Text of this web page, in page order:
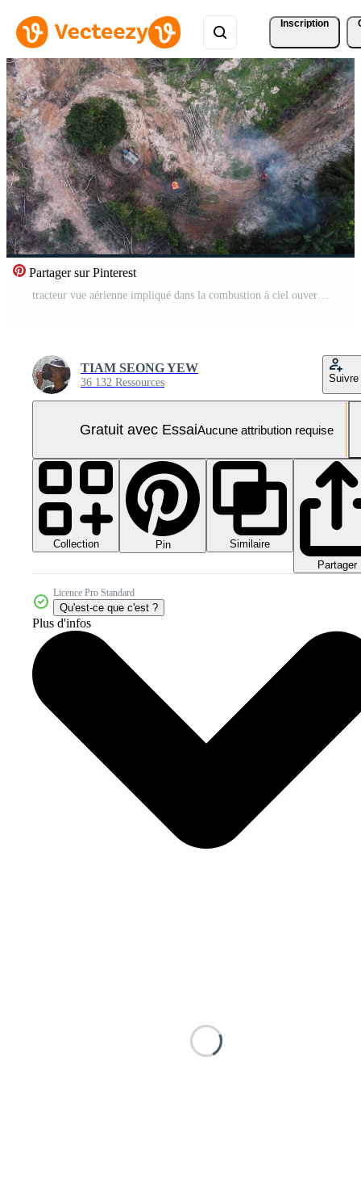
Inscription
Partager sur Pinterest
tracteur vue aérienne impliqué dans la combustion à ciel ouvert de palmiers à huile Vidéo Pro
TIAM SEONG YEW
36 132 Ressources Suivre
Gratuit avec EssaiAucune attribution requise
Collection Pin
Similaire
Partager
Licence Pro Standard
Qu'est-ce que c'est ?
Plus d'infos